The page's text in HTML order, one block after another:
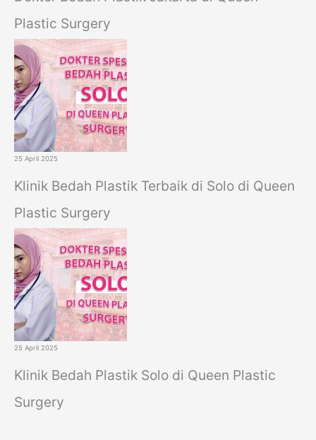
Plastic Surgery
25 April 2025
Klinik Bedah Plastik Terbaik di Solo di Queen
Plastic Surgery
25 April 2025
Klinik Bedah Plastik Solo di Queen Plastic
Surgery